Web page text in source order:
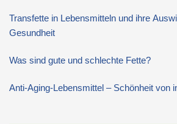
Transfette in Lebensmitteln und ihre
Gesundheit
Was sind gute und schlechte Fette?
Anti-Aging-Lebensmittel – Schönheit von